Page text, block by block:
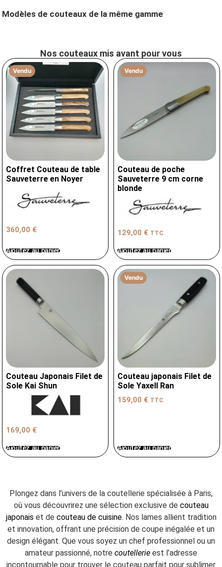
Modèles de couteaux de la même gamme
Nos couteaux mis avant pour vous
Vendu
Coffret Couteau de table
Sauveterre en Noyer
360,00 €
Ajoutez au panier
Vendu
Couteau de poche
Sauveterre 9 cm corne
blonde
129,00 € TTC
Ajoutez au panier
Couteau Japonais Filet de
Sole Kai Shun
169,00 €
Ajoutez au panier
Vendu
Couteau japonais Filet de
Sole Yaxell Ran
159,00 € TTC
Ajoutez au panier
Plongez dans l’univers de la coutellerie spécialisée à Paris,
où vous découvrirez une sélection exclusive de couteau
japonais et de couteau de cuisine. Nos lames allient tradition
et innovation, offrant une précision de coupe inégalée et un
design élégant. Que vous soyez un chef professionnel ou un
amateur passionné, notre coutellerie est l’adresse
incontournable pour trouver le couteau parfait pour sublimer